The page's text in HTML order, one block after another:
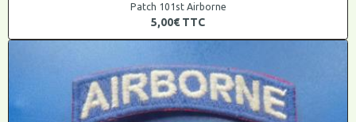
Patch 101st Airborne
5,00€ TTC